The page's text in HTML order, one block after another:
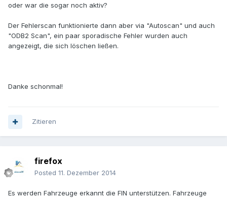
oder war die sogar noch aktiv?
Der Fehlerscan funktionierte dann aber via "Autoscan" und auch
"ODB2 Scan", ein paar sporadische Fehler wurden auch
angezeigt, die sich löschen ließen.
Danke schonmal!
Zitieren
firefox
Posted 11. Dezember 2014
Es werden Fahrzeuge erkannt die FIN unterstützen. Fahrzeuge